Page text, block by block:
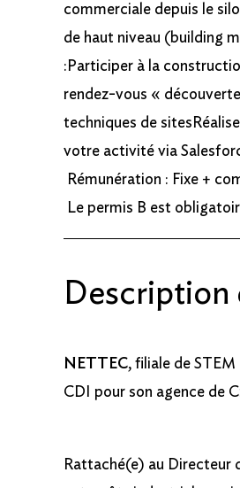
commerciale depuis le
de haut niveau (building
:Participer à la
rendez-vous «
techniques de
votre activité via
Rémunération : Fixe +
Le permis B est
Description
NETTEC, filiale de STEM
CDI pour son agence de
Rattaché(e) au Directeur